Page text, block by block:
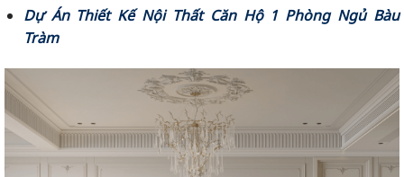
Dự Án Thiết Kế Nội Thất Căn Hộ 1 Phòng Ngủ Bàu
Tràm